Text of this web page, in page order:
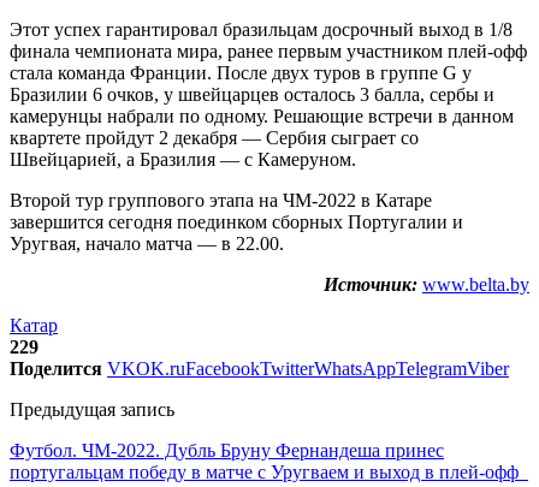
Этот успех гарантировал бразильцам досрочный выход в 1/8
финала чемпионата мира, ранее первым участником плей-офф
стала команда Франции. После двух туров в группе G у
Бразилии 6 очков, у швейцарцев осталось 3 балла, сербы и
камерунцы набрали по одному. Решающие встречи в данном
квартете пройдут 2 декабря — Сербия сыграет со
Швейцарией, а Бразилия — с Камеруном.
Второй тур группового этапа на ЧМ-2022 в Катаре
завершится сегодня поединком сборных Португалии и
Уругвая, начало матча — в 22.00.
Источник: www.belta.by
Катар
229
Поделится VKOK.ruFacebookTwitterWhatsAppTelegramViber
Предыдущая запись
Футбол. ЧМ-2022. Дубль Бруну Фернандеша принес
португальцам победу в матче с Уругваем и выход в плей-офф